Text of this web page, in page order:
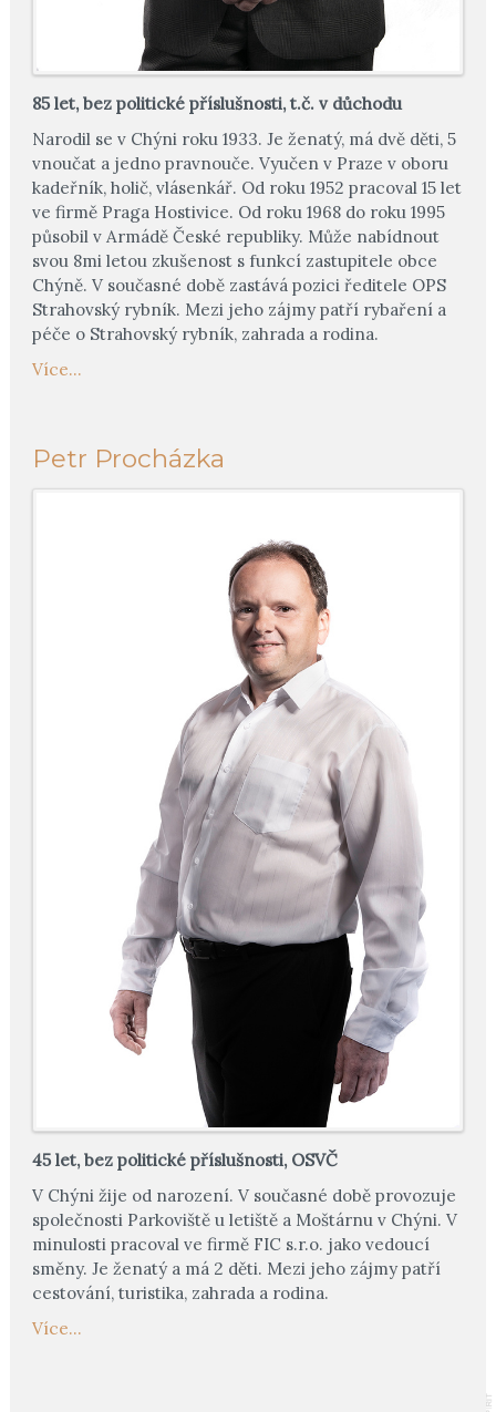
85 let, bez politické příslušnosti, t.č. v důchodu
Narodil se v Chýni roku 1933. Je ženatý, má dvě děti, 5
vnoučat a jedno pravnouče. Vyučen v Praze v oboru
kadeřník, holič, vlásenkář. Od roku 1952 pracoval 15 let
ve firmě Praga Hostivice. Od roku 1968 do roku 1995
působil v Armádě České republiky. Může nabídnout
svou 8mi letou zkušenost s funkcí zastupitele obce
Chýně. V současné době zastává pozici ředitele OPS
Strahovský rybník. Mezi jeho zájmy patří rybaření a
péče o Strahovský rybník, zahrada a rodina.
Více...
Petr Procházka
45 let, bez politické příslušnosti, OSVČ
V Chýni žije od narození. V současné době provozuje
společnosti Parkoviště u letiště a Moštárnu v Chýni. V
minulosti pracoval ve firmě FIC s.r.o. jako vedoucí
směny. Je ženatý a má 2 děti. Mezi jeho zájmy patří
cestování, turistika, zahrada a rodina.
Více...